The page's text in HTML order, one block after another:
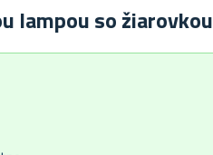
lampou so žiarovkou